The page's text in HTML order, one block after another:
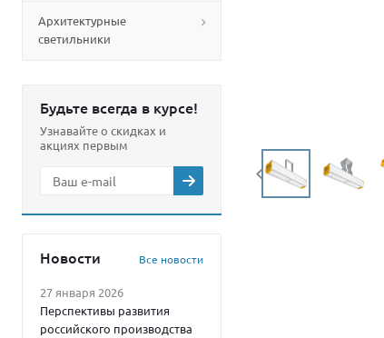
Архитектурные
светильники
Будьте всегда в курсе!
Узнавайте о скидках и
акциях первым
Новости Все новости
27 января 2026
Перспективы развития
российского производства